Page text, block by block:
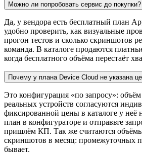
Можно ли попробовать сервис до покупки?
Да, у вендора есть бесплатный план
удобно проверить, как визуальные
прогон тестов и сколько скриншотов
команда. В каталоге продаются
когда бесплатного объёма перестаёт
Почему у плана Device Cloud не указана
Это конфигурация «по запросу»:
реальных устройств согласуются
фиксированной цены в каталоге у неё
план в конфигураторе и отправьте
пришлём КП. Так же считаются
скриншотов в месяц: промежуточных
бывает.